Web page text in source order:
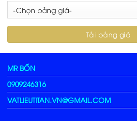
MR BỐN
0909246316
VATLIEUTITAN.VN@GMAIL.COM